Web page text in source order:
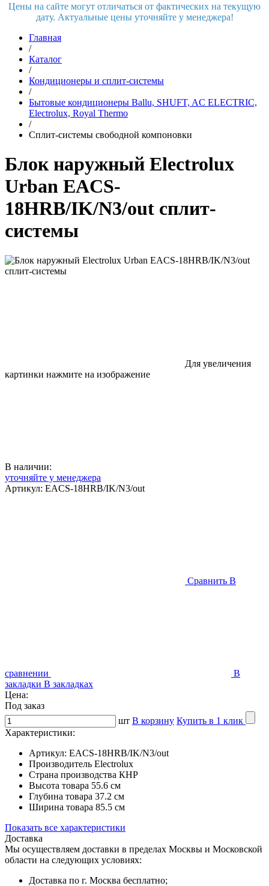
Цены на сайте могут отличаться от фактических на текущую
дату. Актуальные цены уточняйте у менеджера!
Главная
/
Каталог
/
Кондиционеры и сплит-системы
/
Бытовые кондиционеры Ballu, SHUFT, AC ELECTRIC,
Electrolux, Royal Thermo
/
Сплит-системы свободной компоновки
Блок наружный Electrolux
Urban EACS-
18HRB/IK/N3/out сплит-
системы
Для увеличения
картинки нажмите на изображение
В наличии:
уточняйте у менеджера
Артикул: EACS-18HRB/IK/N3/out
Сравнить В
сравнении
В
закладки В закладках
Цена:
Под заказ
шт В корзину Купить в 1 клик
Характеристики:
Артикул: EACS-18HRB/IK/N3/out
Производитель Electrolux
Страна производства КНР
Высота товара 55.6 см
Глубина товара 37.2 см
Ширина товара 85.5 см
Показать все характеристики
Доставка
Мы осуществляем доставки в пределах Москвы и Московской
области на следующих условиях:
Доставка по г. Москва бесплатно;